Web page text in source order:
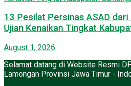
13 Pesilat Persinas ASAD dari
Ujian Kenaikan Tingkat
August 1, 2026
Selamat datang di Website Resmi
Lamongan Provinsi Jawa Timur -